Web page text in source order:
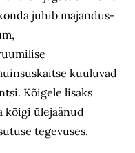
juhib majandus-
kuuluvad
Kõigele lisaks
kõigi ülejäänud
tegevuses.